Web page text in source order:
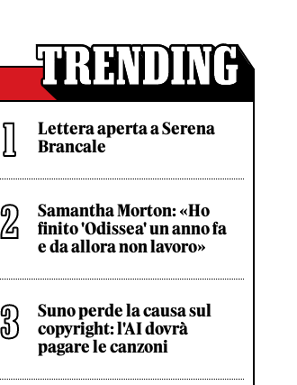
Lettera aperta a Serena
Brancale
Samantha Morton: «Ho
finito 'Odissea' un anno fa
e da allora non lavoro»
Suno perde la causa sul
copyright: l'AI dovrà
pagare le canzoni